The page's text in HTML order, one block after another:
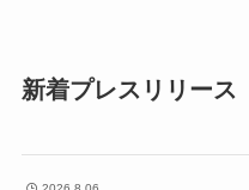
新着プレスリリース